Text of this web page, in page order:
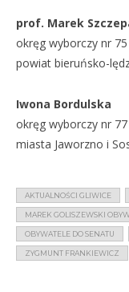
prof. Marek
okręg wyborczy nr 75
powiat bieruńsko-
Iwona Bordulska
okręg wyborczy nr 77
miasta Jaworzno i
AKTUALNOŚCI GLIWICE
MAREK GOLISZEWSKI
OBYWATELE DO SENATU
ZYGMUNT FRANKIEWICZ